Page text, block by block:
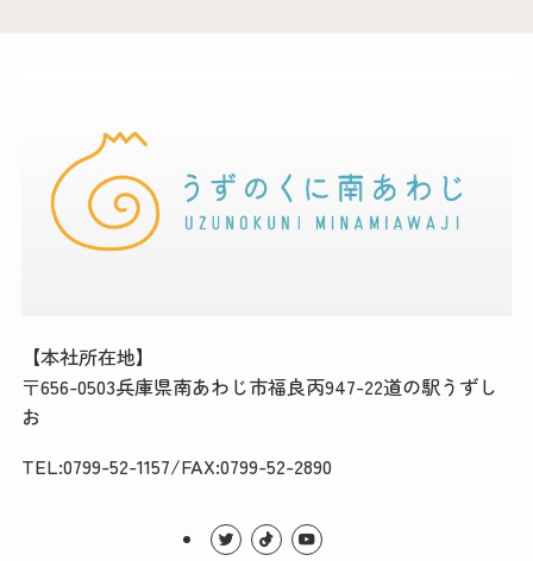
【本社所在地】
〒656-0503兵庫県南あわじ市福良丙947-22道の駅うずし
お
TEL:0799-52-1157/FAX:0799-52-2890